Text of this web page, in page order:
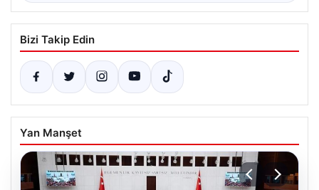
Bizi Takip Edin
Yan Manşet